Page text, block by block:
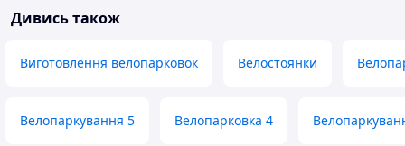
Дивись також
Виготовлення велопарковок Велостоянки
Велопаркування 5 Велопарковка 4